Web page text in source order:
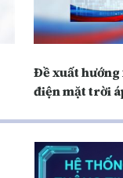
Đề xuất hướng
điện mặt trời